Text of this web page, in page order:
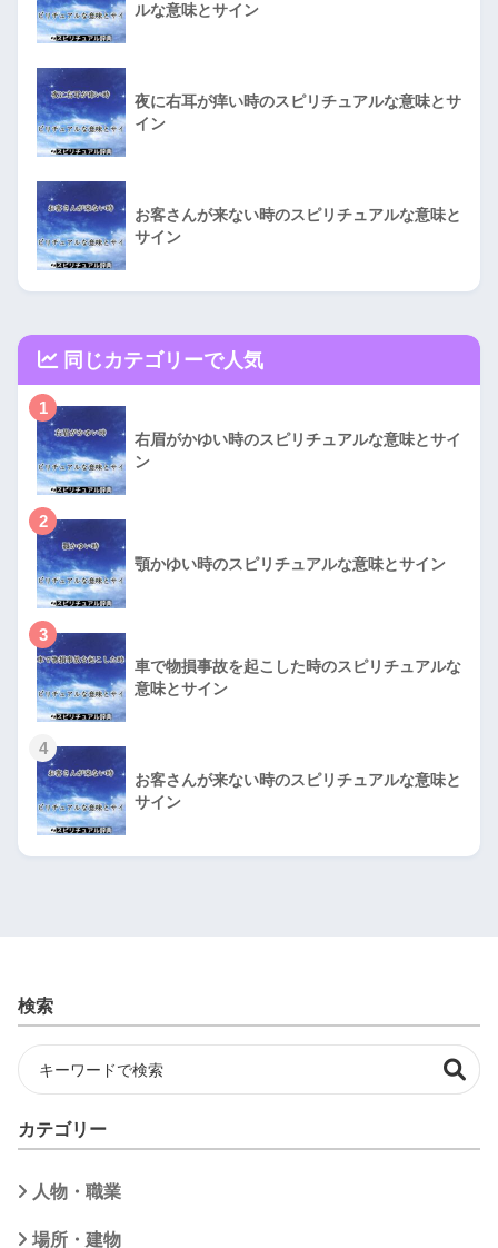
ルな意味とサイン
夜に右耳が痒い時のスピリチュアルな意味とサ
イン
お客さんが来ない時のスピリチュアルな意味と
サイン
同じカテゴリーで人気
1
右眉がかゆい時のスピリチュアルな意味とサイ
ン
2
顎かゆい時のスピリチュアルな意味とサイン
3
車で物損事故を起こした時のスピリチュアルな
意味とサイン
4
お客さんが来ない時のスピリチュアルな意味と
サイン
検索
カテゴリー
人物・職業
場所・建物